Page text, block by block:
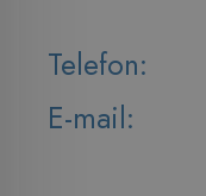
Telefon:
E-mail: